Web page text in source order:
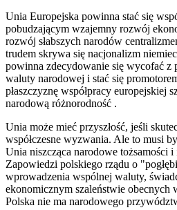
Unia Europejska powinna stać się
pobudzającym wzajemny rozwój
rozwój słabszych narodów
trudem skrywa się nacjonalizm
powinna zdecydowanie się wycofać z
waluty narodowej i stać się
płaszczyznę współpracy europejskiej
narodową różnorodność .
Unia może mieć przyszłość, jeśli
współczesne wyzwania. Ale to musi
Unia niszcząca narodowe tożsamości
Zapowiedzi polskiego rządu o
wprowadzenia wspólnej waluty,
ekonomicznym szaleństwie obecnych
Polska nie ma narodowego